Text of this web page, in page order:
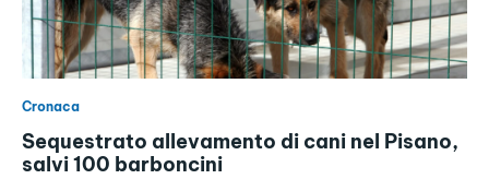
Cronaca
Sequestrato allevamento di cani nel Pisano,
salvi 100 barboncini